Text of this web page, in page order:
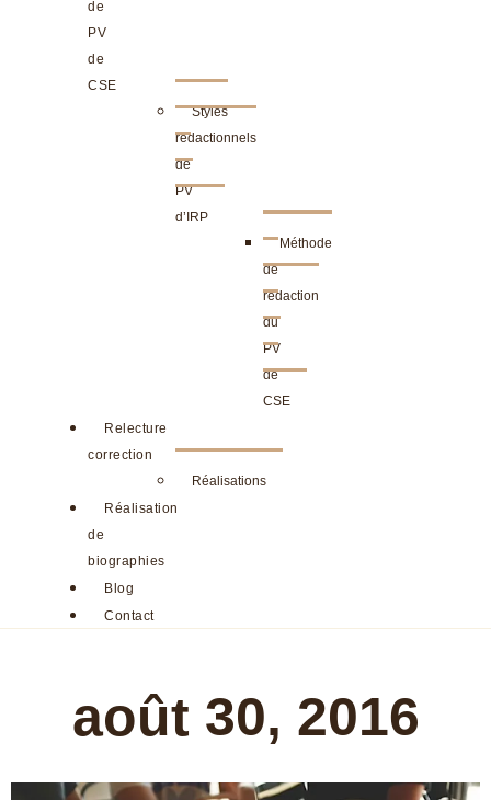
de
PV
de
CSE
Styles
rédactionnels
de
PV
d’IRP
Méthode
de
rédaction
du
PV
de
CSE
Relecture
correction
Réalisations
Réalisation
de
biographies
Blog
Contact
août 30, 2016